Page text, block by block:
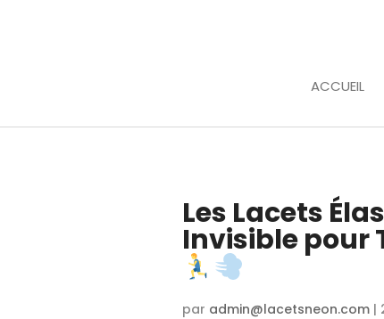
ACCUEIL
Les Lacets
Invisible pour
par admin@lacetsneon.com |